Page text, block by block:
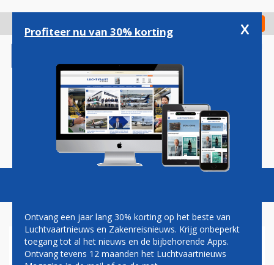
gaan
Check in
Magazine Podcasts Vacatures
KLM EN ANDERE
Profiteer nu van 30% korting x
Ontvang een jaar lang 30% korting op het beste van
Luchtvaartnieuws en Zakenreisnieuws. Krijg onbeperkt
toegang tot al het nieuws en de bijbehorende Apps.
Ontvang tevens 12 maanden het Luchtvaartnieuws